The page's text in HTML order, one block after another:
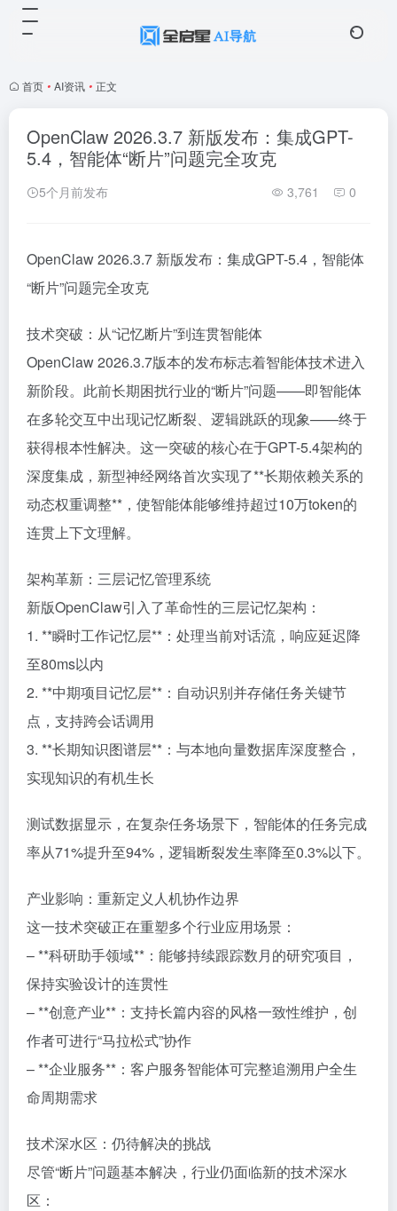
首页 • AI资讯 • 正文
OpenClaw 2026.3.7 新版发布：集成GPT-
5.4，智能体“断片”问题完全攻克
5个月前发布 3,761 0
OpenClaw 2026.3.7 新版发布：集成GPT-5.4，智能体
“断片”问题完全攻克
技术突破：从“记忆断片”到连贯智能体
OpenClaw 2026.3.7版本的发布标志着智能体技术进入
新阶段。此前长期困扰行业的“断片”问题——即智能体
在多轮交互中出现记忆断裂、逻辑跳跃的现象——终于
获得根本性解决。这一突破的核心在于GPT-5.4架构的
深度集成，新型神经网络首次实现了**长期依赖关系的
动态权重调整**，使智能体能够维持超过10万token的
连贯上下文理解。
架构革新：三层记忆管理系统
新版OpenClaw引入了革命性的三层记忆架构：
1. **瞬时工作记忆层**：处理当前对话流，响应延迟降
至80ms以内
2. **中期项目记忆层**：自动识别并存储任务关键节
点，支持跨会话调用
3. **长期知识图谱层**：与本地向量数据库深度整合，
实现知识的有机生长
测试数据显示，在复杂任务场景下，智能体的任务完成
率从71%提升至94%，逻辑断裂发生率降至0.3%以下。
产业影响：重新定义人机协作边界
这一技术突破正在重塑多个行业应用场景：
– **科研助手领域**：能够持续跟踪数月的研究项目，
保持实验设计的连贯性
– **创意产业**：支持长篇内容的风格一致性维护，创
作者可进行“马拉松式”协作
– **企业服务**：客户服务智能体可完整追溯用户全生
命周期需求
技术深水区：仍待解决的挑战
尽管“断片”问题基本解决，行业仍面临新的技术深水
区：